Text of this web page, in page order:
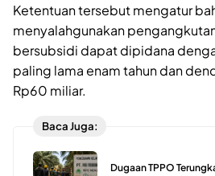
Ketentuan tersebut mengatur
menyalahgunakan
bersubsidi dapat dipidana
paling lama enam tahun dan
Rp60 miliar.
Baca Juga:
Dugaan TPPO